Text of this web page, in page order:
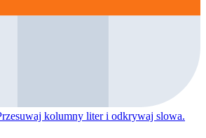
kolumny liter i odkrywaj slowa.